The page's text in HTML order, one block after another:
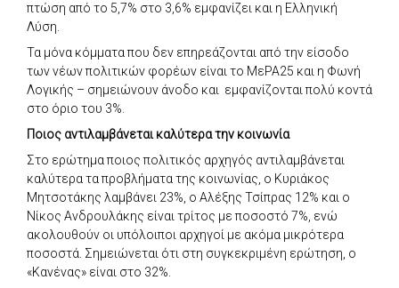
πτώση από το 5,7% στο 3,6% εμφανίζει και η Ελληνική
Λύση.
Τα μόνα κόμματα που δεν επηρεάζονται από την είσοδο
των νέων πολιτικών φορέων είναι το ΜεΡΑ25 και η Φωνή
Λογικής – σημειώνουν άνοδο και εμφανίζονται πολύ κοντά
στο όριο του 3%.
Ποιος αντιλαμβάνεται καλύτερα την κοινωνία
Στο ερώτημα ποιος πολιτικός αρχηγός αντιλαμβάνεται
καλύτερα τα προβλήματα της κοινωνίας, ο Κυριάκος
Μητσοτάκης λαμβάνει 23%, ο Αλέξης Τσίπρας 12% και ο
Νίκος Ανδρουλάκης είναι τρίτος με ποσοστό 7%, ενώ
ακολουθούν οι υπόλοιποι αρχηγοί με ακόμα μικρότερα
ποσοστά. Σημειώνεται ότι στη συγκεκριμένη ερώτηση, ο
«Κανένας» είναι στο 32%.